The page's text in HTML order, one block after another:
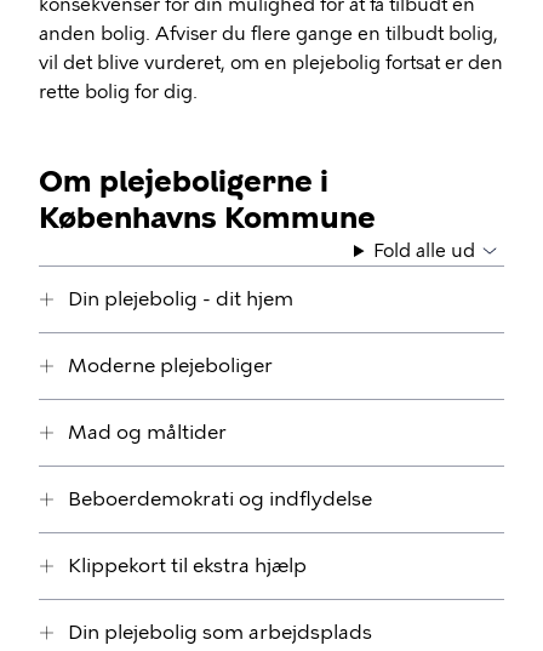
konsekvenser for din mulighed for at få tilbudt en
anden bolig. Afviser du flere gange en tilbudt bolig,
vil det blive vurderet, om en plejebolig fortsat er den
rette bolig for dig.
Om plejeboligerne i
Københavns Kommune
Fold alle ud
Din plejebolig - dit hjem
Moderne plejeboliger
Mad og måltider
Beboerdemokrati og indflydelse
Klippekort til ekstra hjælp
Din plejebolig som arbejdsplads